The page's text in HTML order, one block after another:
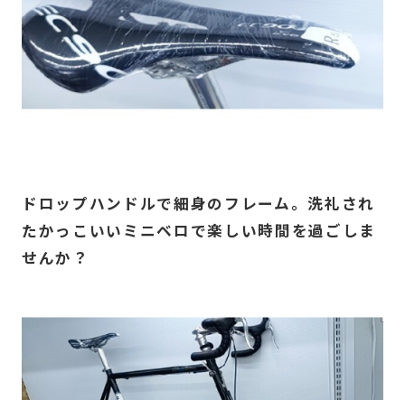
ドロップハンドルで細身のフレーム。洗礼され
たかっこいいミニベロで楽しい時間を過ごしま
せんか？